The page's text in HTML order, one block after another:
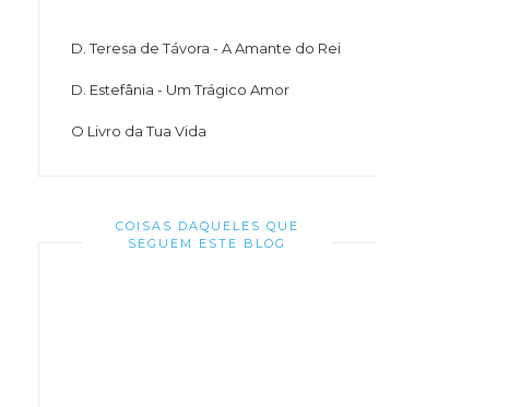
D. Teresa de Távora - A Amante do Rei
D. Estefânia - Um Trágico Amor
O Livro da Tua Vida
COISAS DAQUELES QUE
SEGUEM ESTE BLOG